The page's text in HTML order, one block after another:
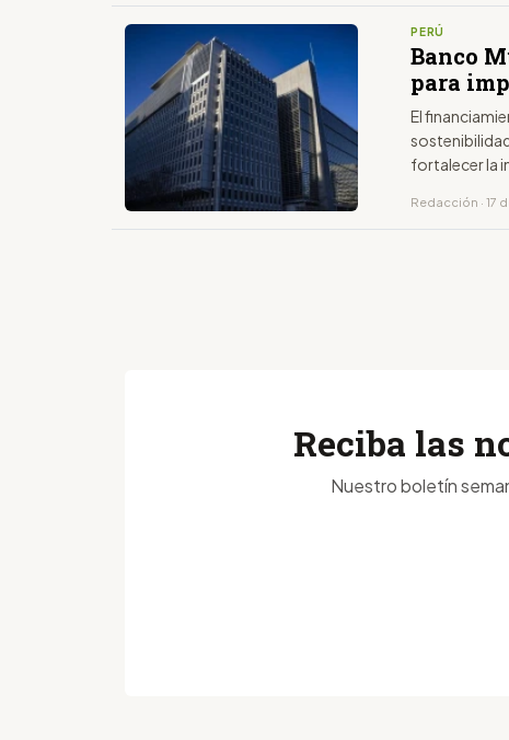
PERÚ
Banco
para
El
fortalecer la
Redacción · 17
Reciba las
Nuestro boletín